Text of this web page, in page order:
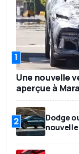
1
Une nouvelle
aperçue à
2
Dodge
nouvelle